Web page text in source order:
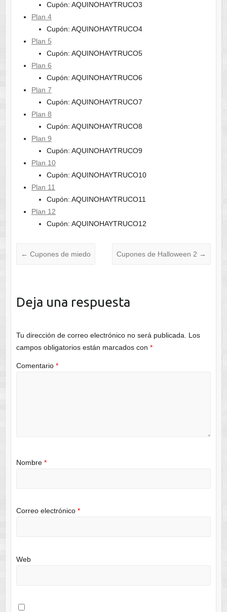
Cupón: AQUINOHAYTRUCO3
Plan 4
Cupón: AQUINOHAYTRUCO4
Plan 5
Cupón: AQUINOHAYTRUCO5
Plan 6
Cupón: AQUINOHAYTRUCO6
Plan 7
Cupón: AQUINOHAYTRUCO7
Plan 8
Cupón: AQUINOHAYTRUCO8
Plan 9
Cupón: AQUINOHAYTRUCO9
Plan 10
Cupón: AQUINOHAYTRUCO10
Plan 11
Cupón: AQUINOHAYTRUCO11
Plan 12
Cupón: AQUINOHAYTRUCO12
← Cupones de miedo Cupones de Halloween 2 →
Deja una respuesta
Tu dirección de correo electrónico no será publicada. Los
campos obligatorios están marcados con *
Comentario *
Nombre *
Correo electrónico *
Web